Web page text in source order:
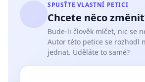
SPUSŤTE VLASTNÍ PETICI
Chcete něco
Bude-li člověk mlčet, nic se
Autor této petice se rozhodl
jednat. Uděláte to samé?